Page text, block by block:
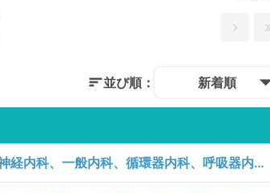
並び順： 新着順
【神奈川県／横浜市戸塚区】水曜日／時給10,000円／神経内科、一般内科、循環器内科、呼吸器内科、消化器内科、内分泌・代謝内科、腎臓内科、老年内科、血液内科／一般外来